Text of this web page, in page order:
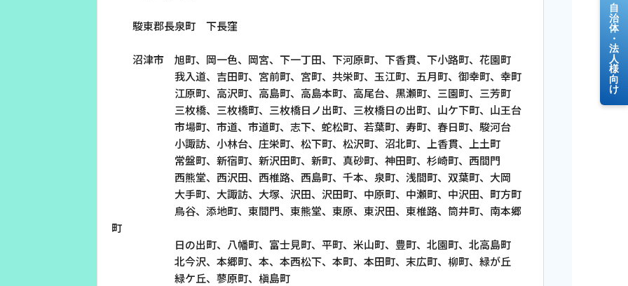
よくあるご質問
お電話でのお問い合わせ
受付時間：9:30〜18:00 年中無休
Webメール
駿東郡長泉町 下長窪
沼津市 旭町、岡一色、岡宮、下一丁田、下河原町、下香貫、下小路町、花園町
我入道、吉田町、宮前町、宮町、共栄町、玉江町、五月町、御幸町、幸町
江原町、高沢町、高島町、高島本町、高尾台、黒瀬町、三園町、三芳町
三枚橋、三枚橋町、三枚橋日ノ出町、三枚橋日の出町、山ケ下町、山王台
市場町、市道、市道町、志下、蛇松町、若葉町、寿町、春日町、駿河台
小諏訪、小林台、庄栄町、松下町、松沢町、沼北町、上香貫、上土町
常盤町、新宿町、新沢田町、新町、真砂町、神田町、杉崎町、西間門
西熊堂、西沢田、西椎路、西島町、千本、泉町、浅間町、双葉町、大岡
大手町、大諏訪、大塚、沢田、沢田町、中原町、中瀬町、中沢田、町方町
鳥谷、添地町、東間門、東熊堂、東原、東沢田、東椎路、筒井町、南本郷
町
日の出町、八幡町、富士見町、平町、米山町、豊町、北園町、北高島町
北今沢、本郷町、本、本西松下、本町、本田町、末広町、柳町、緑が丘
緑ケ丘、蓼原町、槇島町